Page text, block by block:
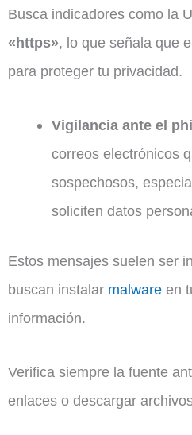
Busca indicadores como la
«https», lo que señala que
para proteger tu privacidad.
Vigilancia ante el
correos electrónicos
sospechosos,
soliciten datos
Estos mensajes suelen ser
buscan instalar malware en
información.
Verifica siempre la fuente
enlaces o descargar